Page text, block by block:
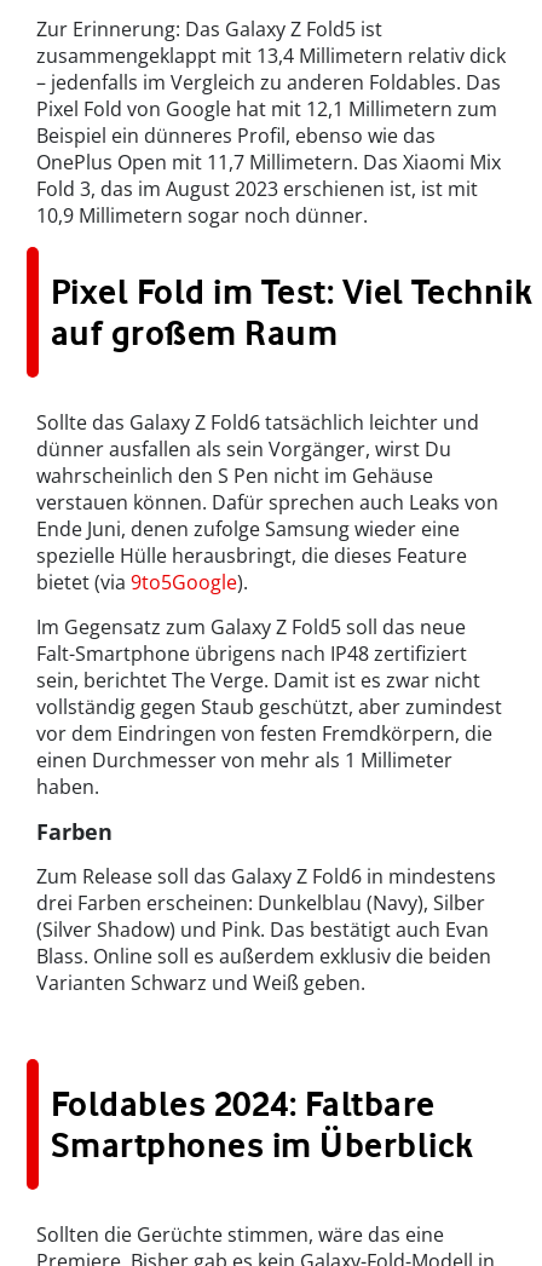
Zur Erinnerung: Das Galaxy Z Fold5 ist
zusammengeklappt mit 13,4 Millimetern relativ dick
– jedenfalls im Vergleich zu anderen Foldables. Das
Pixel Fold von Google hat mit 12,1 Millimetern zum
Beispiel ein dünneres Profil, ebenso wie das
OnePlus Open mit 11,7 Millimetern. Das Xiaomi Mix
Fold 3, das im August 2023 erschienen ist, ist mit
10,9 Millimetern sogar noch dünner.
Pixel Fold im Test: Viel Technik
auf großem Raum
Sollte das Galaxy Z Fold6 tatsächlich leichter und
dünner ausfallen als sein Vorgänger, wirst Du
wahrscheinlich den S Pen nicht im Gehäuse
verstauen können. Dafür sprechen auch Leaks von
Ende Juni, denen zufolge Samsung wieder eine
spezielle Hülle herausbringt, die dieses Feature
bietet (via 9to5Google).
Im Gegensatz zum Galaxy Z Fold5 soll das neue
Falt-Smartphone übrigens nach IP48 zertifiziert
sein, berichtet The Verge. Damit ist es zwar nicht
vollständig gegen Staub geschützt, aber zumindest
vor dem Eindringen von festen Fremdkörpern, die
einen Durchmesser von mehr als 1 Millimeter
haben.
Farben
Zum Release soll das Galaxy Z Fold6 in mindestens
drei Farben erscheinen: Dunkelblau (Navy), Silber
(Silver Shadow) und Pink. Das bestätigt auch Evan
Blass. Online soll es außerdem exklusiv die beiden
Varianten Schwarz und Weiß geben.
Foldables 2024: Faltbare
Smartphones im Überblick
Sollten die Gerüchte stimmen, wäre das eine